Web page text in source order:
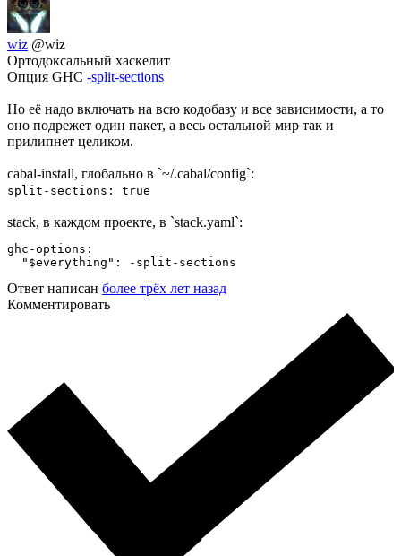
wiz @wiz
Ортодоксальный хаскелит
Опция GHC -split-sections
Но её надо включать на всю кодобазу и все зависимости, а то
оно подрежет один пакет, а весь остальной мир так и
прилипнет целиком.
cabal-install, глобально в `~/.cabal/config`:
split-sections: true
stack, в каждом проекте, в `stack.yaml`:
ghc-options:
  "$everything": -split-sections
Ответ написан более трёх лет назад
Комментировать